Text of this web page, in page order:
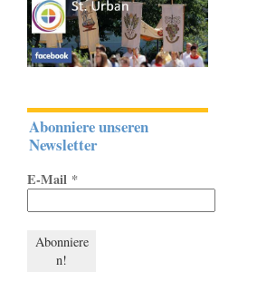
Abonniere unseren
Newsletter
E-Mail *